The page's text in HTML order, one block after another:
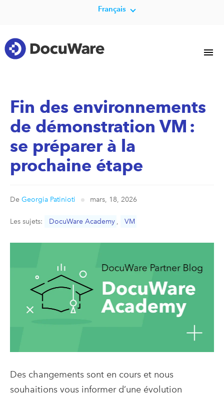
Français
Fin des environnements
de démonstration VM :
se préparer à la
prochaine étape
De Georgia Patinioti mars, 18, 2026
Les sujets: DocuWare Academy , VM
Des changements sont en cours et nous
souhaitions vous informer d’une évolution